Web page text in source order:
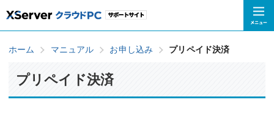
ホーム マニュアル お申し込み プリペイド決済
プリペイド決済